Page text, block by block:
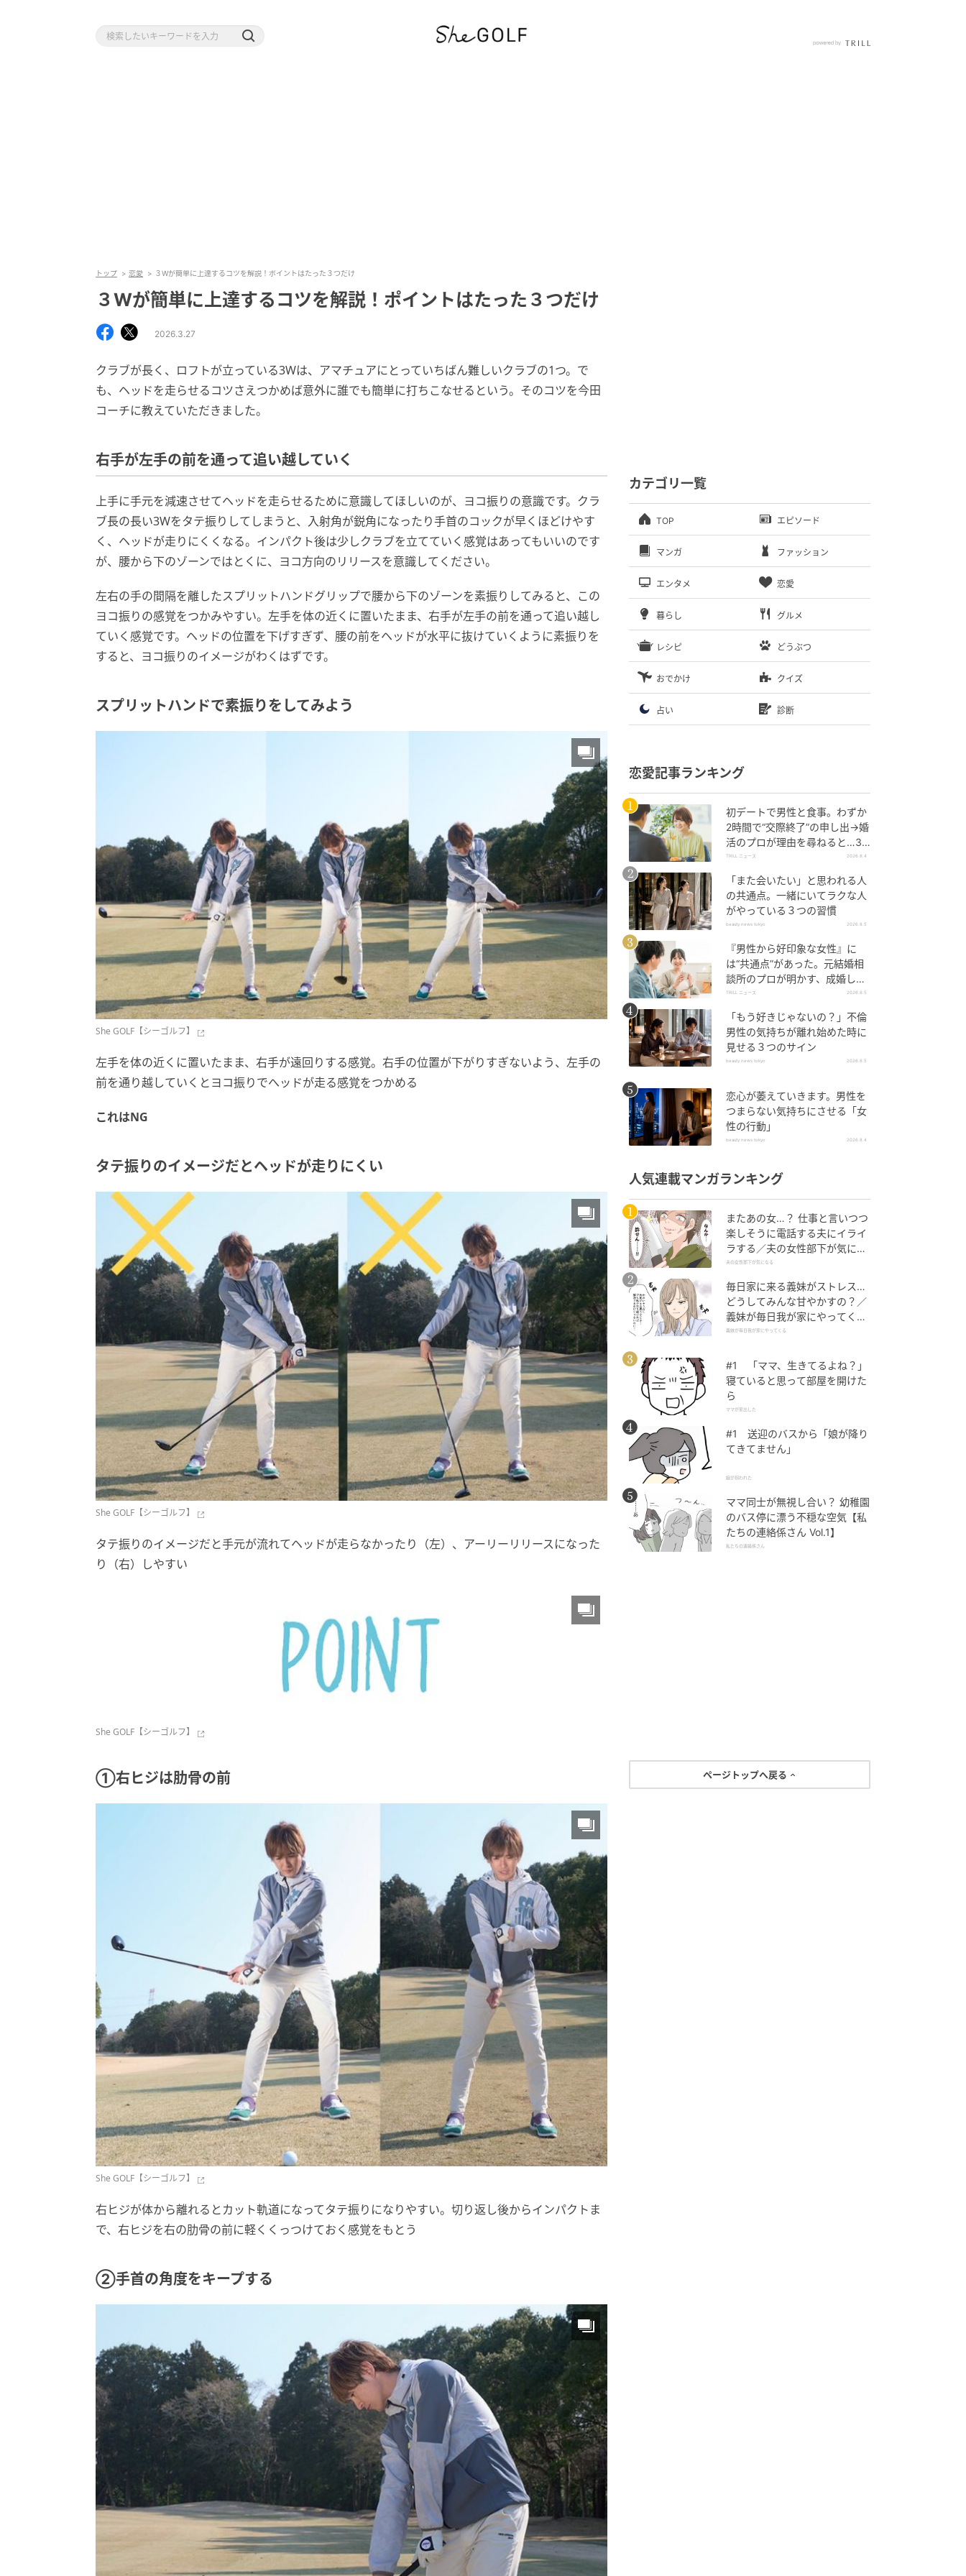
トップ 恋愛 ３Wが簡単に上達するコツを解説！ポイントはたった３つだけ
３Wが簡単に上達するコツを解説！ポイントはたった３つだけ
2026.3.27
クラブが長く、ロフトが立っている3Wは、アマチュアにとっていちばん難しいクラブの1つ。で
も、ヘッドを走らせるコツさえつかめば意外に誰でも簡単に打ちこなせるという。そのコツを今田
コーチに教えていただきました。
右手が左手の前を通って追い越していく
上手に手元を減速させてヘッドを走らせるために意識してほしいのが、ヨコ振りの意識です。クラ
ブ長の長い3Wをタテ振りしてしまうと、入射角が鋭角になったり手首のコックが早くほどけやす
く、ヘッドが走りにくくなる。インパクト後は少しクラブを立てていく感覚はあってもいいのです
が、腰から下のゾーンではとくに、ヨコ方向のリリースを意識してください。
左右の手の間隔を離したスプリットハンドグリップで腰から下のゾーンを素振りしてみると、この
ヨコ振りの感覚をつかみやすい。左手を体の近くに置いたまま、右手が左手の前を通って追い越し
ていく感覚です。ヘッドの位置を下げすぎず、腰の前をヘッドが水平に抜けていくように素振りを
すると、ヨコ振りのイメージがわくはずです。
スプリットハンドで素振りをしてみよう
She GOLF【シーゴルフ】
左手を体の近くに置いたまま、右手が遠回りする感覚。右手の位置が下がりすぎないよう、左手の
前を通り越していくとヨコ振りでへッドが走る感覚をつかめる
これはNG
タテ振りのイメージだとヘッドが走りにくい
She GOLF【シーゴルフ】
タテ振りのイメージだと手元が流れてヘッドが走らなかったり（左）、アーリーリリースになった
り（右）しやすい
She GOLF【シーゴルフ】
①右ヒジは肋骨の前
She GOLF【シーゴルフ】
右ヒジが体から離れるとカット軌道になってタテ振りになりやすい。切り返し後からインパクトま
で、右ヒジを右の肋骨の前に軽くくっつけておく感覚をもとう
②手首の角度をキープする
カテゴリ一覧
TOP エピソード
マンガ ファッション
エンタメ 恋愛
暮らし グルメ
レシピ どうぶつ
おでかけ クイズ
占い 診断
恋愛記事ランキング
初デートで男性と食事。わずか
2時間で“交際終了”の申し出→婚
活のプロが理由を尋ねると…34
歳女性が明かした“呆れた理由”
TRILL ニュース 2026.8.4
「また会いたい」と思われる人
の共通点。一緒にいてラクな人
がやっている３つの習慣
beauty news tokyo 2026.8.5
『男性から好印象な女性』に
は“共通点”があった。元結婚相
談所のプロが明かす、成婚しや
すい人の“たった1つの特徴”と
TRILL ニュース 2026.8.5
「もう好きじゃないの？」不倫
男性の気持ちが離れ始めた時に
見せる３つのサイン
beauty news tokyo 2026.8.5
恋心が萎えていきます。男性を
つまらない気持ちにさせる「女
性の行動」
beauty news tokyo 2026.8.4
人気連載マンガランキング
またあの女…？ 仕事と言いつつ
楽しそうに電話する夫にイライ
ラする／夫の女性部下が気にな
る（1）【夫婦の危機 まんが】
夫の女性部下が気になる
毎日家に来る義妹がストレス…
どうしてみんな甘やかすの？／
義妹が毎日我が家にやってくる
（1）【義父母がシンドイんで
義妹が毎日我が家にやってくる
#1 「ママ、生きてるよね？」
寝ていると思って部屋を開けた
ら
ママが家出した
#1 送迎のバスから「娘が降り
てきてません」
娘が拐われた
ママ同士が無視し合い？ 幼稚園
のバス停に漂う不穏な空気【私
たちの連絡係さん Vol.1】
私たちの連絡係さん
ページトップへ戻る